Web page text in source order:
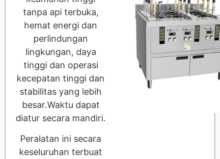
tanpa api terbuka,
hemat energi dan
perlindungan
lingkungan, daya
tinggi dan operasi
kecepatan tinggi dan
stabilitas yang lebih
besar.Waktu dapat
diatur secara mandiri.
Peralatan ini secara
keseluruhan terbuat